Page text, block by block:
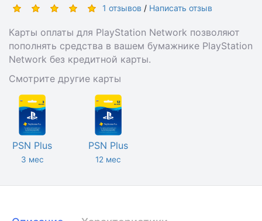
1 отзывов / Написать отзыв
Карты оплаты для PlayStation Network позволяют
пополнять средства в вашем бумажнике PlayStation
Network без кредитной карты.
Смотрите другие карты
PSN Plus
3 мес
PSN Plus
12 мес